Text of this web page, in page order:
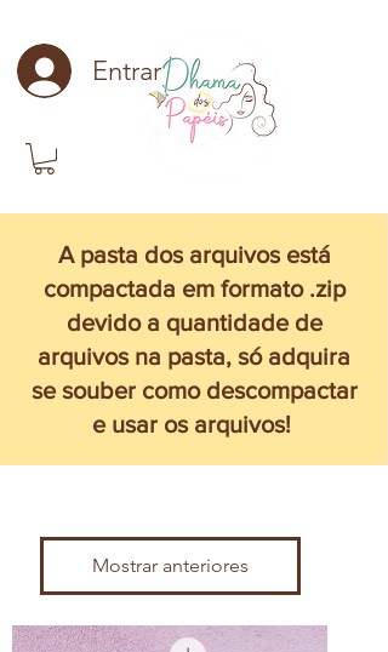
Entrar
A pasta dos arquivos está
compactada em formato .zip
devido a quantidade de
arquivos na pasta, só adquira
se souber como descompactar
e usar os arquivos!
Mostrar anteriores